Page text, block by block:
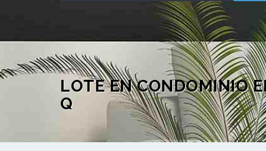
LOTE EN CONDOMINIO
Q